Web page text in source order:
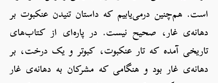
است. هم‌چنین درمی‌یابیم که داستان تنیدن عنکبوت بر
دهانه‌ی غار، صحیح نیست. در پاره‌ای از کتاب‌های
تاریخی آمده که تار عنکبوت، کبوتر و یک درخت، بر
دهانه‌ی غار بود و هنگامی که مشرکان به دهانه‌ی غار